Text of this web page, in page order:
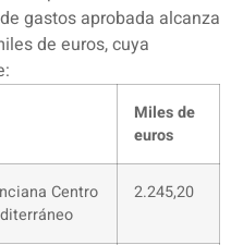
gastos aprobada alcanza
de euros, cuya
Miles de
euros
Centro
2.245,20